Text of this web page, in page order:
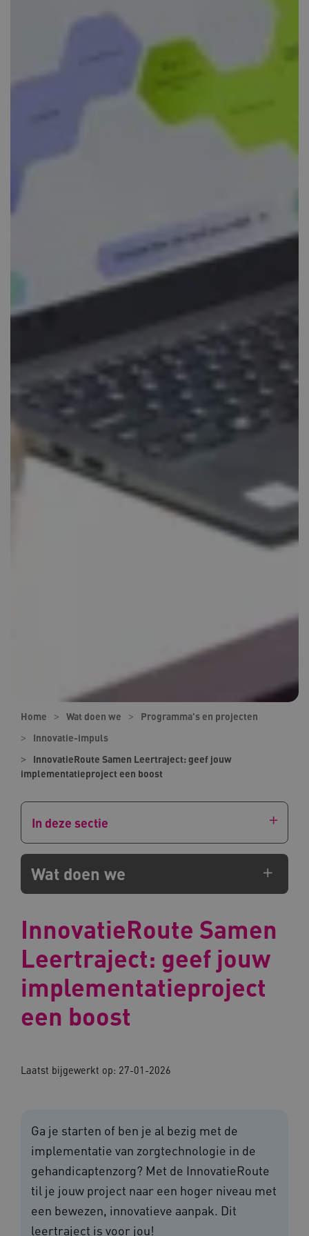
Home Wat doen we
Programma's en projecten
Innovatie-impuls
InnovatieRoute Samen Leertraject: geef jouw
implementatieproject een boost
In deze sectie
Wat doen we
InnovatieRoute Samen
Leertraject: geef jouw
implementatieproject
een boost
Laatst bijgewerkt op: 27-01-2026
Ga je starten of ben je al bezig met de
implementatie van zorgtechnologie in de
gehandicaptenzorg? Met de InnovatieRoute
til je jouw project naar een hoger niveau met
een bewezen, innovatieve aanpak. Dit
leertraject is voor jou!